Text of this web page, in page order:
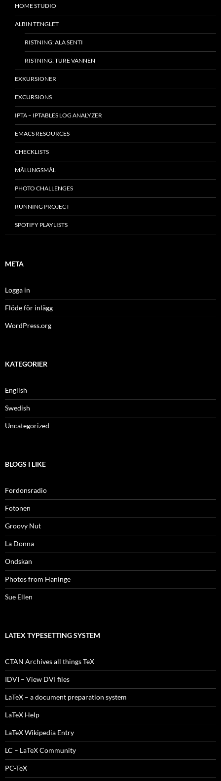
HOME STUDIO
ALBIN TENGLET
RISTNING: ALA SENTI
RISTNING: TURE VÄNNEN
EXKURSIONER
EXCURSIONS
IPTA – IPTABLES LOG ANALYZER
EMACS RESOURCES
CHECKLISTS
MÂLUNGSMÅL
PHOTO CHALLENGES
RUNNING PROJECT
SPOTIFY PLAYLISTS
META
Logga in
Flöde för inlägg
WordPress.org
KATEGORIER
English
Swedish
Uncategorized
BLOGS I LIKE
Fordonsradio
Fotonen
Groovy Nut
La Donna
Ondskan
Photos from Haninge
Sue Ellen
LATEX TYPESETTING SYSTEM
CTAN Archives all things TeX
IDVI – View DVI files
LaTeX – a document preparation system
LaTeX Help
LaTeX Wikipedia Entry
LC – LaTeX Community
PC-TeX